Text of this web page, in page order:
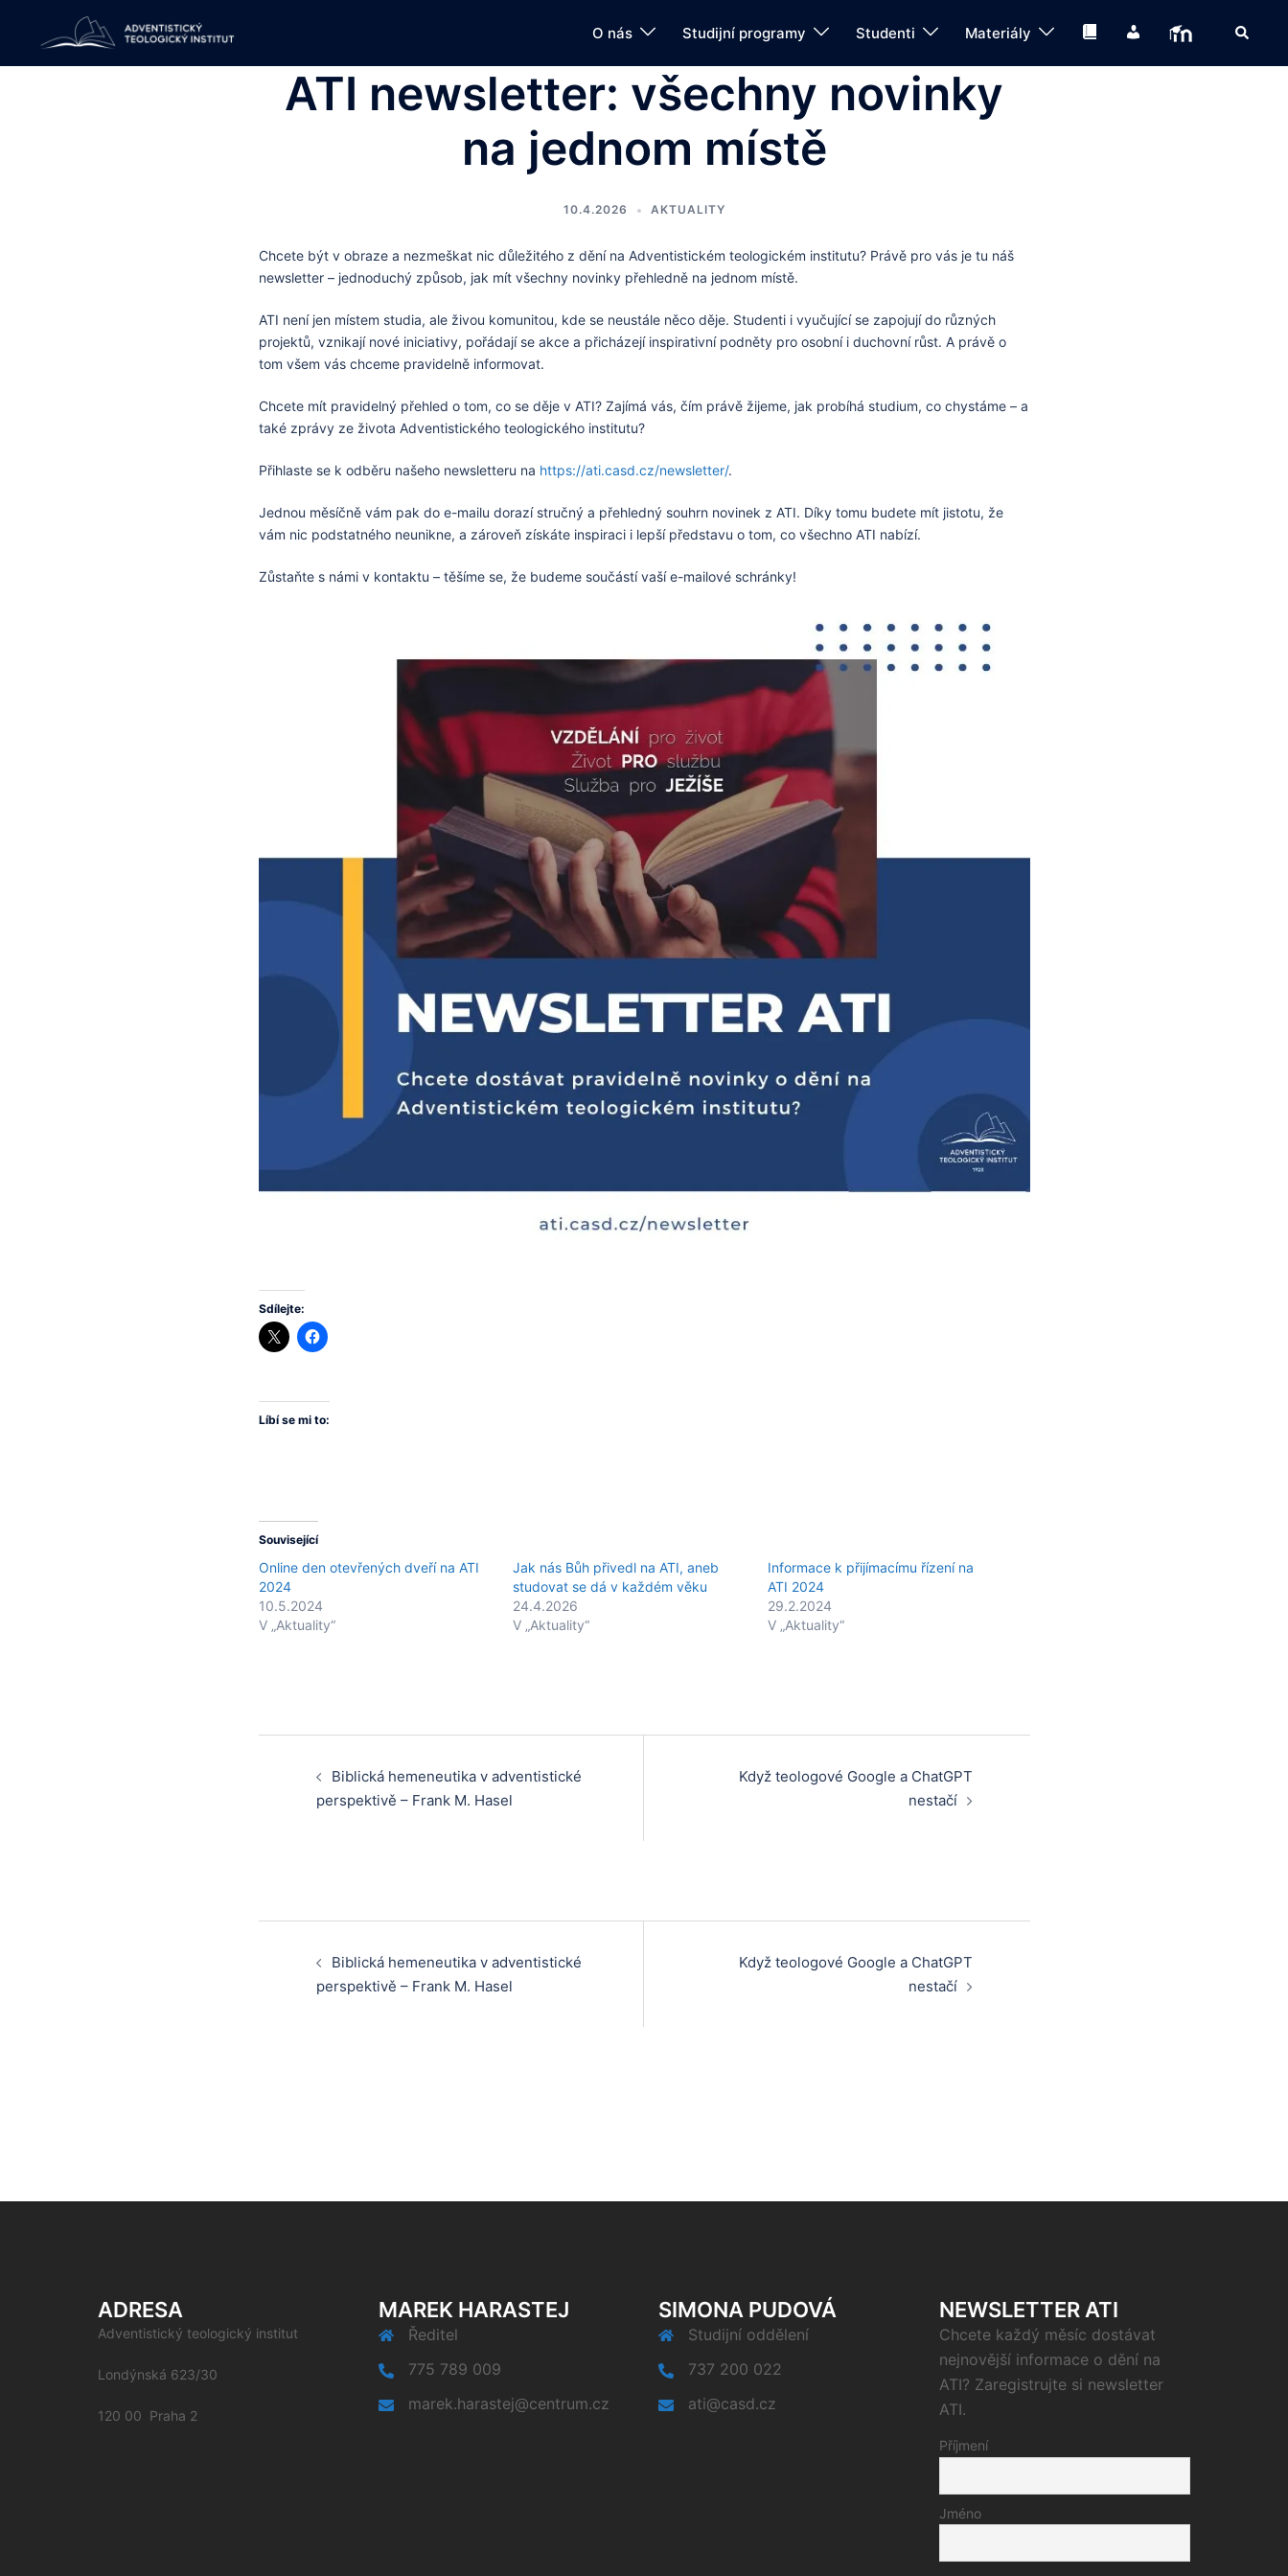
O nás Studijní programy Studenti Materiály Knihovna MoodleSearch
ATI newsletter: všechny novinky
na jednom místě
10.4.2026 AKTUALITY
Chcete být v obraze a nezmeškat nic důležitého z dění na Adventistickém teologickém institutu? Právě pro vás je tu náš
newsletter – jednoduchý způsob, jak mít všechny novinky přehledně na jednom místě.
ATI není jen místem studia, ale živou komunitou, kde se neustále něco děje. Studenti i vyučující se zapojují do různých
projektů, vznikají nové iniciativy, pořádají se akce a přicházejí inspirativní podněty pro osobní i duchovní růst. A právě o
tom všem vás chceme pravidelně informovat.
Chcete mít pravidelný přehled o tom, co se děje v ATI? Zajímá vás, čím právě žijeme, jak probíhá studium, co chystáme – a
také zprávy ze života Adventistického teologického institutu?
Přihlaste se k odběru našeho newsletteru na https://ati.casd.cz/newsletter/.
Jednou měsíčně vám pak do e-mailu dorazí stručný a přehledný souhrn novinek z ATI. Díky tomu budete mít jistotu, že
vám nic podstatného neunikne, a zároveň získáte inspiraci i lepší představu o tom, co všechno ATI nabízí.
Zůstaňte s námi v kontaktu – těšíme se, že budeme součástí vaší e-mailové schránky!
Sdílejte:
Líbí se mi to:
Související
Online den otevřených dveří na ATI
2024
10.5.2024
V „Aktuality“
Jak nás Bůh přivedl na ATI, aneb
studovat se dá v každém věku
24.4.2026
V „Aktuality“
Informace k přijímacímu řízení na
ATI 2024
29.2.2024
V „Aktuality“
Post
navigation
Biblická hemeneutika v adventistické
perspektivě – Frank M. Hasel
Když teologové Google a ChatGPT
nestačí
Post
navigation
Biblická hemeneutika v adventistické
perspektivě – Frank M. Hasel
Když teologové Google a ChatGPT
nestačí
ADRESA
Adventistický teologický institut
Londýnská 623/30
120 00 Praha 2
MAREK HARASTEJ
Ředitel
775 789 009
marek.harastej@centrum.cz
SIMONA PUDOVÁ
Studijní oddělení
737 200 022
ati@casd.cz
NEWSLETTER ATI
Chcete každý měsíc dostávat
nejnovější informace o dění na
ATI? Zaregistrujte si newsletter
ATI.
Příjmení
Jméno